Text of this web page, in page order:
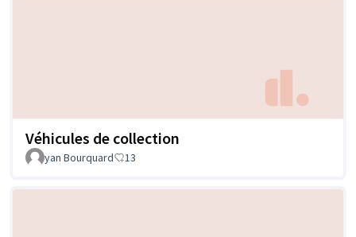
Véhicules de collection
yan Bourquard 13